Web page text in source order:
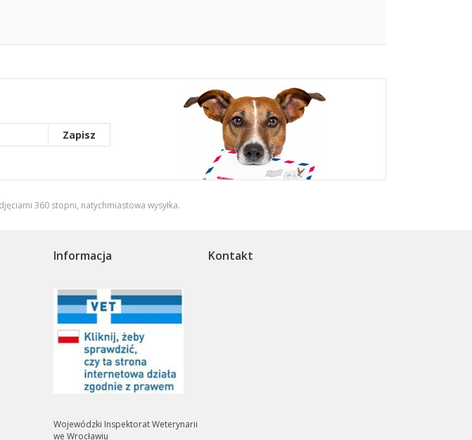
Zapisz
360 stopni, natychmiastowa wysyłka.
Informacja
Wojewódzki Inspektorat Weterynarii
we Wrocławiu
Kontakt